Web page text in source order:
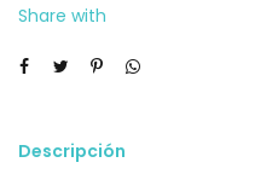
Share with
Descripción